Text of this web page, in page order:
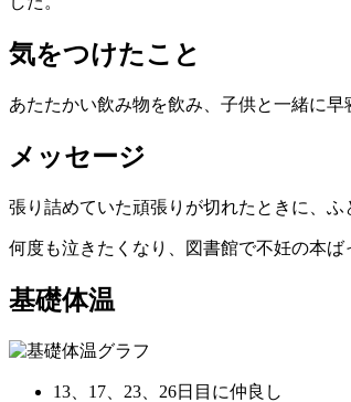
気をつけたこと
あたたかい飲み物を飲み、子供と一緒に早
メッセージ
張り詰めていた頑張りが切れたときに、
何度も泣きたくなり、図書館で不妊の本
基礎体温
13、17、23、26日目に仲良し